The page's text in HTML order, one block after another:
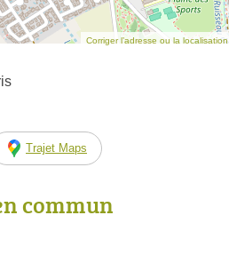
Corriger l’adresse ou la localisation
Trajet Maps
commun